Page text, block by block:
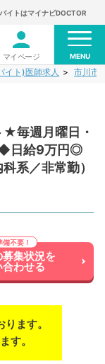
イトはマイナビDOCTOR
マイページ MENU
イト)医師求人 市川市
★毎週月曜日・
◆日給9万円◎
系／非常勤）
集状況を
合わせる
ます。
す。